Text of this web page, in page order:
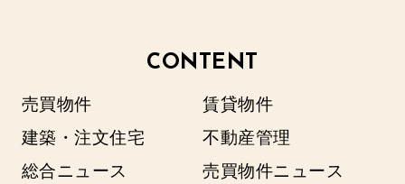
CONTENT
売買物件
賃貸物件
建築・注文住宅
不動産管理
総合ニュース
売買物件ニュース